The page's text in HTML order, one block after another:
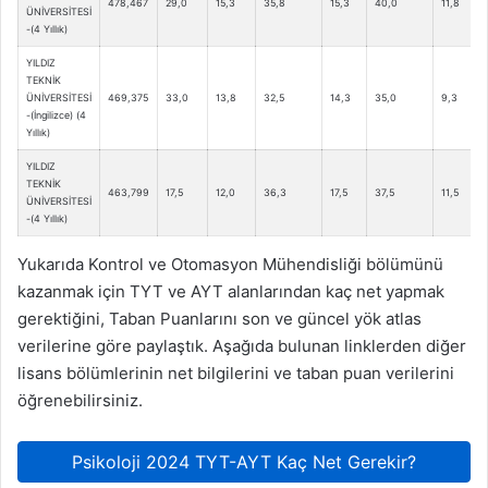
ÜNİVERSİTESİ
-(4 Yıllık)
YILDIZ
TEKNİK
ÜNİVERSİTESİ
-(İngilizce) (4
Yıllık)
469,375 33,0 13,8 32,5 14,3 35,0 9,3
YILDIZ
TEKNİK
ÜNİVERSİTESİ
-(4 Yıllık)
463,799 17,5 12,0 36,3 17,5 37,5 11,5
Yukarıda Kontrol ve Otomasyon Mühendisliği bölümünü
kazanmak için TYT ve AYT alanlarından kaç net yapmak
gerektiğini, Taban Puanlarını son ve güncel yök atlas
verilerine göre paylaştık. Aşağıda bulunan linklerden diğer
lisans bölümlerinin net bilgilerini ve taban puan verilerini
öğrenebilirsiniz.
Psikoloji 2024 TYT-AYT Kaç Net Gerekir?